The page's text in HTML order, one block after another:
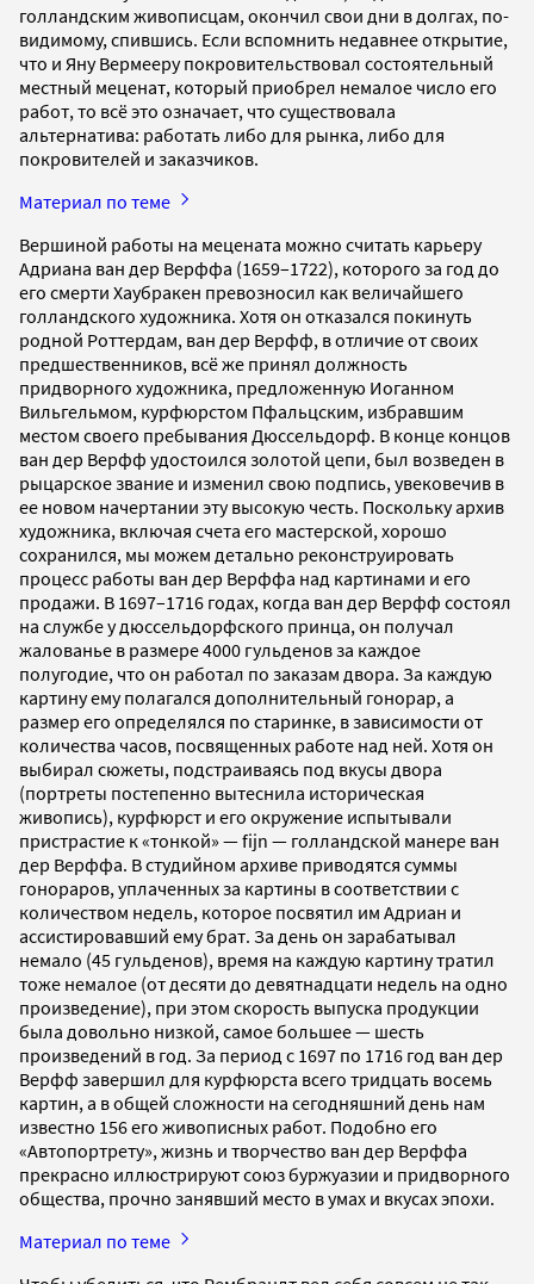
голландским живописцам, окончил свои дни в долгах, по-
видимому, спившись. Если вспомнить недавнее открытие,
что и Яну Вермееру покровительствовал состоятельный
местный меценат, который приобрел немалое число его
работ, то всё это означает, что существовала
альтернатива: работать либо для рынка, либо для
покровителей и заказчиков.
Материал по теме
Вершиной работы на мецената можно считать карьеру
Адриана ван дер Верффа (1659–1722), которого за год до
его смерти Хаубракен превозносил как величайшего
голландского художника. Хотя он отказался покинуть
родной Роттердам, ван дер Верфф, в отличие от своих
предшественников, всё же принял должность
придворного художника, предложенную Иоганном
Вильгельмом, курфюрстом Пфальцским, избравшим
местом своего пребывания Дюссельдорф. В конце концов
ван дер Верфф удостоился золотой цепи, был возведен в
рыцарское звание и изменил свою подпись, увековечив в
ее новом начертании эту высокую честь. Поскольку архив
художника, включая счета его мастерской, хорошо
сохранился, мы можем детально реконструировать
процесс работы ван дер Верффа над картинами и его
продажи. В 1697–1716 годах, когда ван дер Верфф состоял
на службе у дюссельдорфского принца, он получал
жалованье в размере 4000 гульденов за каждое
полугодие, что он работал по заказам двора. За каждую
картину ему полагался дополнительный гонорар, а
размер его определялся по старинке, в зависимости от
количества часов, посвященных работе над ней. Хотя он
выбирал сюжеты, подстраиваясь под вкусы двора
(портреты постепенно вытеснила историческая
живопись), курфюрст и его окружение испытывали
пристрастие к «тонкой» — fijn — голландской манере ван
дер Верффа. В студийном архиве приводятся суммы
гонораров, уплаченных за картины в соответствии с
количеством недель, которое посвятил им Адриан и
ассистировавший ему брат. За день он зарабатывал
немало (45 гульденов), время на каждую картину тратил
тоже немалое (от десяти до девятнадцати недель на одно
произведение), при этом скорость выпуска продукции
была довольно низкой, самое большее — шесть
произведений в год. За период с 1697 по 1716 год ван дер
Верфф завершил для курфюрста всего тридцать восемь
картин, а в общей сложности на сегодняшний день нам
известно 156 его живописных работ. Подобно его
«Автопортрету», жизнь и творчество ван дер Верффа
прекрасно иллюстрируют союз буржуазии и придворного
общества, прочно занявший место в умах и вкусах эпохи.
Материал по теме